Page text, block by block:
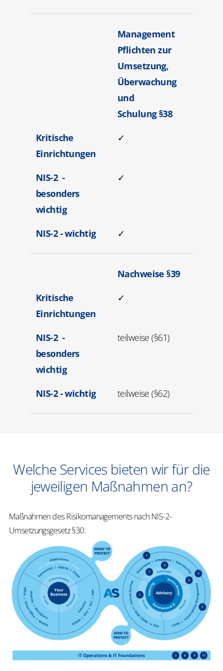
Management
Pflichten zur
Umsetzung,
Überwachung
und
Schulung §38
Kritische
Einrichtungen
✓
NIS-2 -
besonders
wichtig
✓
NIS-2 - wichtig ✓
Nachweise §39
Kritische
Einrichtungen
✓
NIS-2 -
besonders
wichtig
teilweise (§61)
NIS-2 - wichtig teilweise (§62)
Welche Services bieten wir für die
jeweiligen Maßnahmen an?
Maßnahmen des Risikomanagements nach NIS-2-
Umsetzungsgesetz §30: